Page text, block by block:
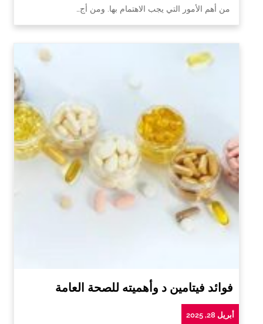
من أهم الأمور التي يجب الاهتمام بها. ومن أج…
فوائد فيتامين د وأهميته للصحة العامة
أبريل 28, 2025